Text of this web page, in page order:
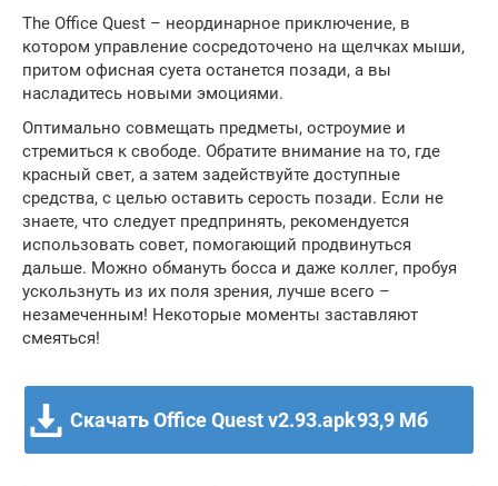
The Office Quest – неординарное приключение, в
котором управление сосредоточено на щелчках мыши,
притом офисная суета останется позади, а вы
насладитесь новыми эмоциями.
Оптимально совмещать предметы, остроумие и
стремиться к свободе. Обратите внимание на то, где
красный свет, а затем задействуйте доступные
средства, с целью оставить серость позади. Если не
знаете, что следует предпринять, рекомендуется
использовать совет, помогающий продвинуться
дальше. Можно обмануть босса и даже коллег, пробуя
ускользнуть из их поля зрения, лучше всего –
незамеченным! Некоторые моменты заставляют
смеяться!
Скачать Office Quest v2.93.apk93,9 Мб